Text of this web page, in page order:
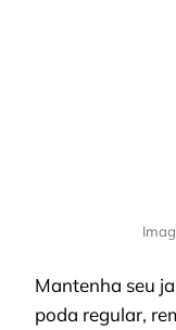
Mantenha seu
poda regular,